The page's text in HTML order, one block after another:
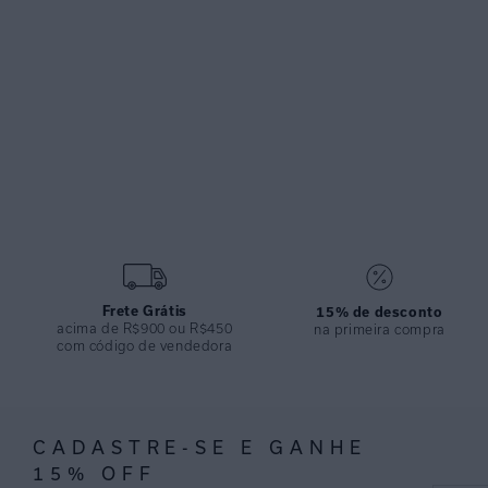
Frete Grátis
acima de R$900 ou R$450
com código de vendedora
15% de desconto
na primeira compra
CADASTRE-SE E GANHE
15% OFF